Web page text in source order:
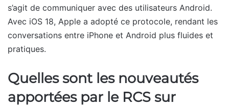
s’agit de communiquer avec des utilisateurs Android.
Avec iOS 18, Apple a adopté ce protocole, rendant les
conversations entre iPhone et Android plus fluides et
pratiques.
Quelles sont les nouveautés
apportées par le RCS sur